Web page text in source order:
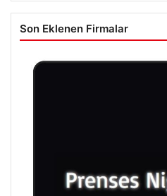
Son Eklenen Firmalar